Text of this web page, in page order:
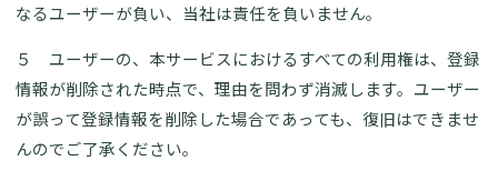
なるユーザーが負い、当社は責任を負いません。
５ ユーザーの、本サービスにおけるすべての利用権は、登録
情報が削除された時点で、理由を問わず消滅します。ユーザー
が誤って登録情報を削除した場合であっても、復旧はできませ
んのでご了承ください。